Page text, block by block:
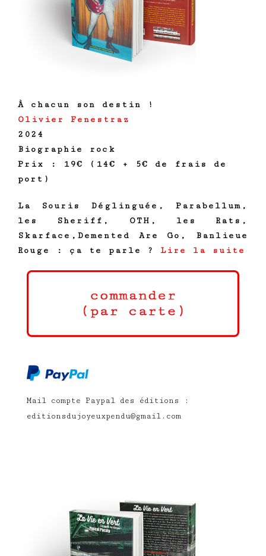
À chacun son destin !
Olivier Fenestraz
2024
Biographie rock
Prix : 19€ (14€ + 5€ de frais de
port)
La Souris Déglinguée, Parabellum,
les Sheriff, OTH, les Rats,
Skarface,Demented Are Go, Banlieue
Rouge : ça te parle ? Lire la suite
Mail compte Paypal des éditions :
editionsdujoyeuxpendu@gmail.com